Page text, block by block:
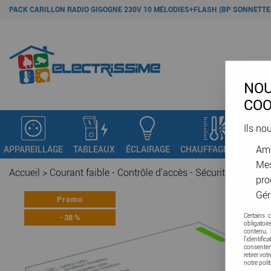
PACK CARILLON RADIO GIGOGNE 230V 10 MÉLODIES+FLASH (BP
APPAREILLAGE TABLEAUX ÉCLAIRAGE CHAUFFAGE - VMC
Accueil > Courant faible - Contrôle d'accès - Sécurité
Promo
-38%
Ils
Certains
contenu,
retirer
notre